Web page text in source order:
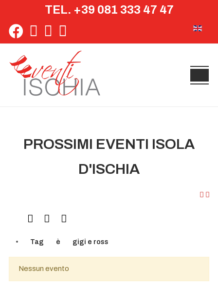
TEL. +39 081 333 47 47
PROSSIMI EVENTI ISOLA
D'ISCHIA
Tag è gigi e ross
Nessun evento